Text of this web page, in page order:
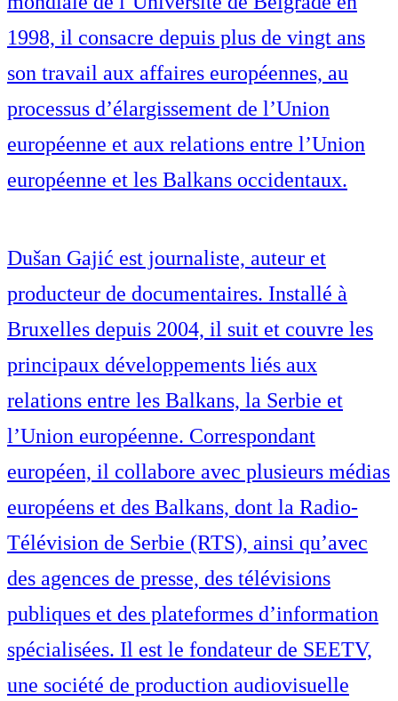
1998, il consacre depuis plus de vingt ans
son travail aux affaires européennes, au
processus d’élargissement de l’Union
européenne et aux relations entre l’Union
européenne et les Balkans occidentaux.
Dušan Gajić est journaliste, auteur et
producteur de documentaires. Installé à
Bruxelles depuis 2004, il suit et couvre les
principaux développements liés aux
relations entre les Balkans, la Serbie et
l’Union européenne. Correspondant
européen, il collabore avec plusieurs médias
européens et des Balkans, dont la Radio-
Télévision de Serbie (RTS), ainsi qu’avec
des agences de presse, des télévisions
publiques et des plateformes d’information
spécialisées. Il est le fondateur de SEETV,
une société de production audiovisuelle